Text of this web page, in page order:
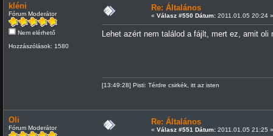
kléni
Fórum Moderátor
Nem elérhető
Hozzászólások: 1580
Re: Általános
« Válasz #550 Dátum:2011.01.05 20:24 »
Lehet azért nem találod a fájlt, mert ez, amit
[13:49:28] Pisti: Térdre csirkék, itt az isten
Oli
Fórum Moderátor
Re: Általános
« Válasz #551 Dátum:2011.01.05 21:25 »